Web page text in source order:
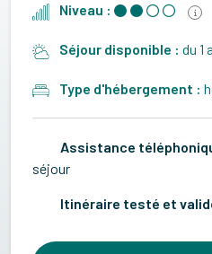
Niveau :
Séjour disponible :du 1
Type d'hébergement :
Assistance
séjour
Itinéraire testé et